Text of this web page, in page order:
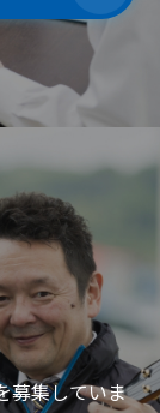
募集していま